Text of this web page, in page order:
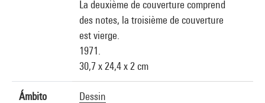
La deuxième de couverture comprend
des notes, la troisième de couverture
est vierge.
1971.
30,7 x 24,4 x 2 cm
Ámbito Dessin